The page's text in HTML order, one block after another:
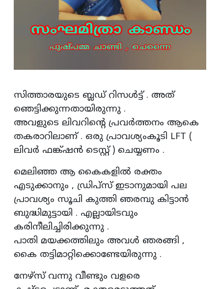
സിത്താരയുടെ ബ്ലഡ് റിസൾട്ട് . അത്
ഞെട്ടിക്കുന്നതായിരുന്നു .
അവളുടെ ലിവറിന്റെ പ്രവർത്തനം ആകെ
തകരാറിലാണ് . ഒരു പ്രാവശ്യംകൂടി LFT (
ലിവർ ഫങ്ക്ഷൻ ടെസ്റ്റ് ) ചെയ്യണം .
മെലിഞ്ഞ ആ കൈകളിൽ രക്തം
എടുക്കാനും , ഡ്രിപ്സ് ഇടാനുമായി പല
പ്രാവശ്യം സൂചി കുത്തി ഞരമ്പു കിട്ടാൻ
ബുദ്ധിമുട്ടായി . എല്ലായിടവും
കരിനീലിച്ചിരിക്കുന്നു .
പാതി മയക്കത്തിലും അവൾ ഞരങ്ങി ,
കൈ തട്ടിമാറ്റിക്കൊണ്ടേയിരുന്നു .
നേഴ്സ് വന്നു വീണ്ടും വളരെ